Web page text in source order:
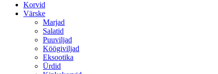
Korvid
Värske
Marjad
Salatid
Puuviljad
Köögiviljad
Eksootika
Ürdid